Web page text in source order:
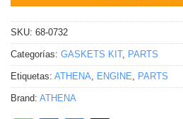
SKU: 68-0732
Categorías: GASKETS KIT, PARTS
Etiquetas: ATHENA, ENGINE, PARTS
Brand: ATHENA